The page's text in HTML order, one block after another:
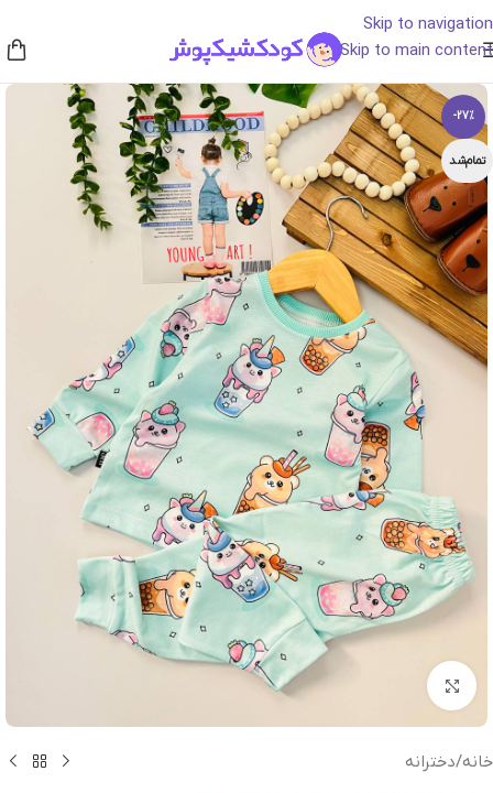
Skip to navigation
Skip to main content
-27%
تمام‌شد
بزرگنمایی تصویر
خانه/دخترانه